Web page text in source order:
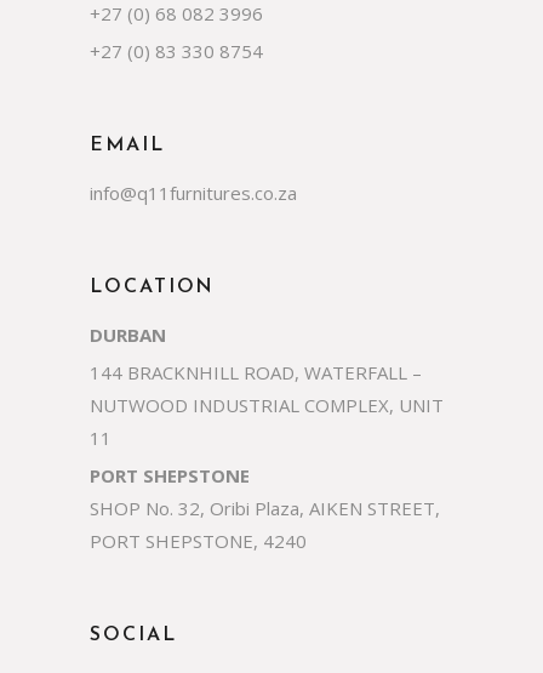
+27 (0) 68 082 3996
+27 (0) 83 330 8754
EMAIL
info@q11furnitures.co.za
LOCATION
DURBAN
144 BRACKNHILL ROAD, WATERFALL –
NUTWOOD INDUSTRIAL COMPLEX, UNIT
11
PORT SHEPSTONE
SHOP No. 32, Oribi Plaza, AIKEN STREET,
PORT SHEPSTONE, 4240
SOCIAL